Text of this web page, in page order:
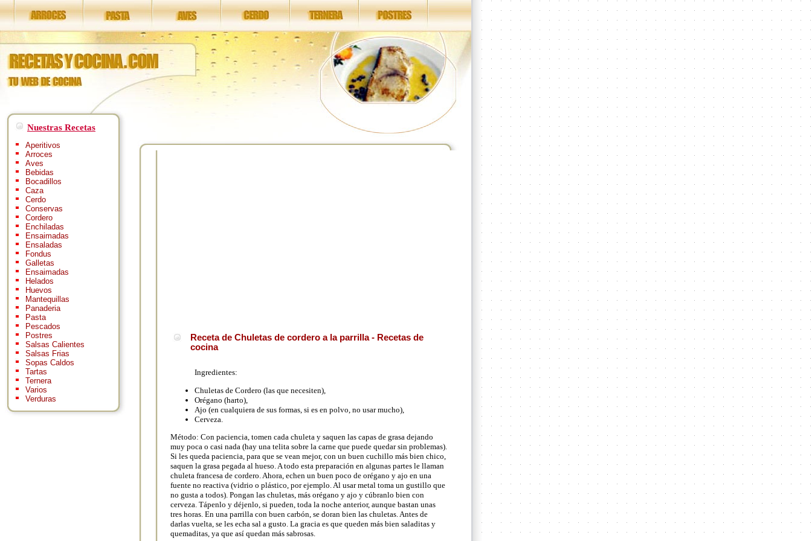
Nuestras Recetas
Aperitivos
Arroces
Aves
Bebidas
Bocadillos
Caza
Cerdo
Conservas
Cordero
Enchiladas
Ensaimadas
Ensaladas
Fondus
Galletas
Ensaimadas
Helados
Huevos
Mantequillas
Panaderia
Pasta
Pescados
Postres
Salsas Calientes
Salsas Frias
Sopas Caldos
Tartas
Ternera
Varios
Verduras
Receta de Chuletas de cordero a la parrilla - Recetas de
cocina
Ingredientes:
Chuletas de Cordero (las que necesiten),
Orégano (harto),
Ajo (en cualquiera de sus formas, si es en polvo, no usar mucho),
Cerveza.
Método: Con paciencia, tomen cada chuleta y saquen las capas de grasa dejando
muy poca o casi nada (hay una telita sobre la carne que puede quedar sin problemas).
Si les queda paciencia, para que se vean mejor, con un buen cuchillo más bien chico,
saquen la grasa pegada al hueso. A todo esta preparación en algunas partes le llaman
chuleta francesa de cordero. Ahora, echen un buen poco de orégano y ajo en una
fuente no reactiva (vidrio o plástico, por ejemplo. Al usar metal toma un gustillo que
no gusta a todos). Pongan las chuletas, más orégano y ajo y cúbranlo bien con
cerveza. Tápenlo y déjenlo, si pueden, toda la noche anterior, aunque bastan unas
tres horas. En una parrilla con buen carbón, se doran bien las chuletas. Antes de
darlas vuelta, se les echa sal a gusto. La gracia es que queden más bien saladitas y
quemaditas, ya que así quedan más sabrosas.